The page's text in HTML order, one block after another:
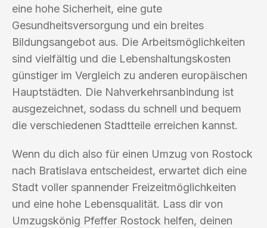
eine hohe Sicherheit, eine gute
Gesundheitsversorgung und ein breites
Bildungsangebot aus. Die Arbeitsmöglichkeiten
sind vielfältig und die Lebenshaltungskosten
günstiger im Vergleich zu anderen europäischen
Hauptstädten. Die Nahverkehrsanbindung ist
ausgezeichnet, sodass du schnell und bequem
die verschiedenen Stadtteile erreichen kannst.
Wenn du dich also für einen Umzug von Rostock
nach Bratislava entscheidest, erwartet dich eine
Stadt voller spannender Freizeitmöglichkeiten
und eine hohe Lebensqualität. Lass dir von
Umzugskönig Pfeffer Rostock helfen, deinen